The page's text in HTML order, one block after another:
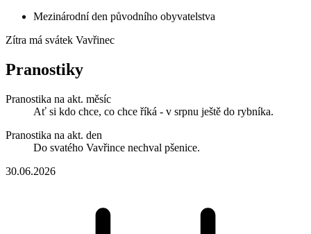
Mezinárodní den původního obyvatelstva
Zítra má svátek Vavřinec
Pranostiky
Pranostika na akt. měsíc
Ať si kdo chce, co chce říká - v srpnu ještě do rybníka.
Pranostika na akt. den
Do svatého Vavřince nechval pšenice.
30.06.2026